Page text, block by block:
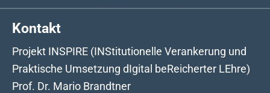
Kontakt
Projekt INSPIRE (INStitutionelle Verankerung und
Praktische Umsetzung dIgital beReicherter LEhre)
Prof. Dr. Mario Brandtner